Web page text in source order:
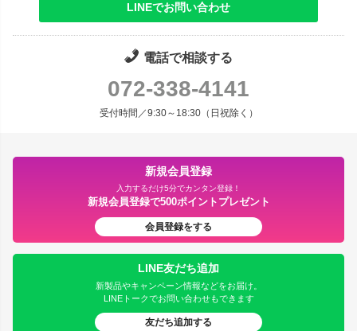
LINEでお問い合わせ
電話で相談する
072-338-4141
受付時間／9:30～18:30（日祝除く）
新規会員登録
入力するだけ5分でカンタン登録！
新規会員登録で500ポイントプレゼント
会員登録をする
LINE友だち追加
新製品やキャンペーン情報などをお届け。
LINEトークでお問い合わせもできます
友だち追加する